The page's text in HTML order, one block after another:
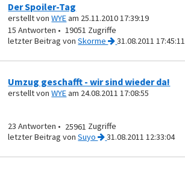
Der Spoiler-Tag
erstellt vonWYEam 25.11.2010 17:39:19
15
19051
vonSkorme 31.08.2011 17:45:11
Umzug geschafft - wir sind wieder da!
erstellt vonWYEam 24.08.2011 17:08:55
23
25961
vonSuyo 31.08.2011 12:33:04